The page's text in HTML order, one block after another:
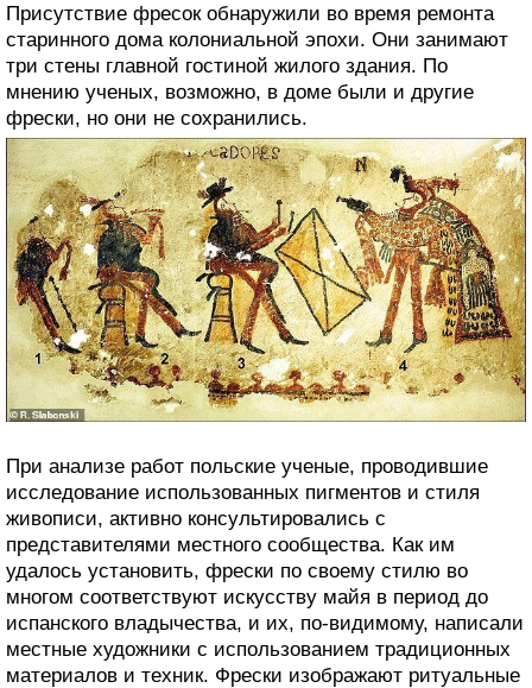
Присутствие фресок обнаружили во время ремонта
старинного дома колониальной эпохи. Они занимают
три стены главной гостиной жилого здания. По
мнению ученых, возможно, в доме были и другие
фрески, но они не сохранились.
При анализе работ польские ученые, проводившие
исследование использованных пигментов и стиля
живописи, активно консультировались с
представителями местного сообщества. Как им
удалось установить, фрески по своему стилю во
многом соответствуют искусству майя в период до
испанского владычества, и их, по-видимому, написали
местные художники с использованием традиционных
материалов и техник. Фрески изображают ритуальные